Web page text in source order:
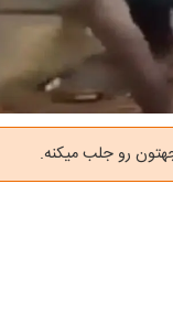
رو جلب میکنه.